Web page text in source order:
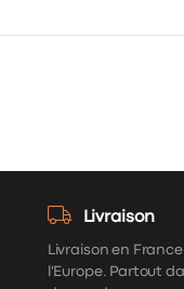
Livraison
Livraison en
l'Europe. Partout